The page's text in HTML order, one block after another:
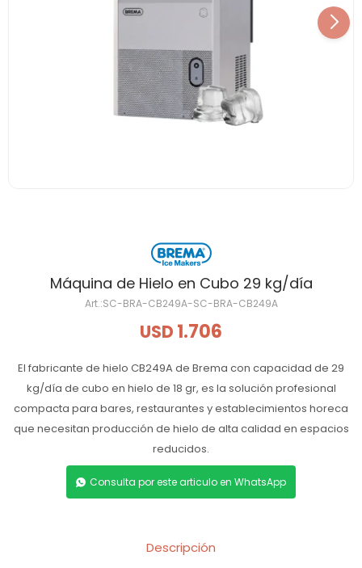
Máquina de Hielo en Cubo 29 kg/día
SC-BRA-CB249A-SC-BRA-CB249A
USD 1.706
El fabricante de hielo CB249A de Brema con capacidad de 29
kg/día de cubo en hielo de 18 gr, es la solución profesional
compacta para bares, restaurantes y establecimientos horeca
que necesitan producción de hielo de alta calidad en espacios
reducidos.
Consulta por este articulo en WhatsApp
Descripción